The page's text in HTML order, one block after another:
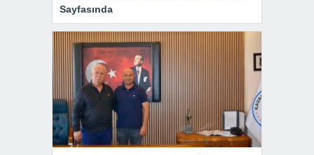
Sayfasında